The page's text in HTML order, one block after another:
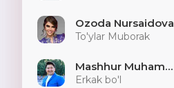
Ozoda Nursaidova
To'ylar Muborak
Mashhur Muhammad
Erkak bo'l